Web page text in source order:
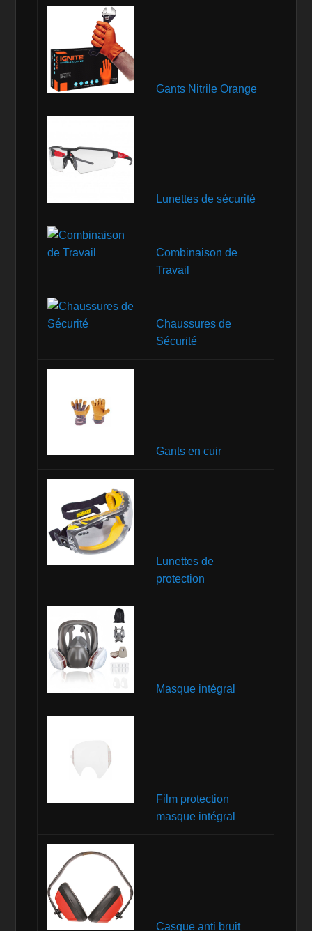
Gants Nitrile Orange
Lunettes de sécurité
Combinaison de
Travail
Chaussures de
Sécurité
Gants en cuir
Lunettes de
protection
Masque intégral
Film protection
masque intégral
Casque anti bruit